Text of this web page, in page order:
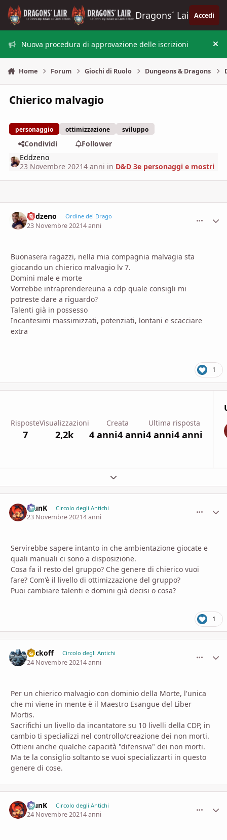
Vai al contenuto
Dragons´ Lair Accedi
Nuova procedura di approvazione delle iscrizioni
Home Forum Giochi di Ruolo Dungeons & Dragons
Chierico malvagio
personaggio ottimizzazione sviluppo
Condividi
Follower
Eddzeno
23 Novembre 20214 anni in D&D 3e personaggi e mostri
Eddzeno Ordine del Drago
23 Novembre 20214 anni
Buonasera ragazzi, nella mia compagnia malvagia sta
giocando un chierico malvagio lv 7.
Domini male e morte
Vorrebbe intraprendereuna a cdp quale consigli mi
potreste dare a riguardo?
Talenti già in possesso
Incantesimi massimizzati, potenziati, lontani e scacciare
extra
1
Risposte
7
Visualizzazioni
2,2k
Creata
4 anni4 anni
Ultima risposta
4 anni4 anni
Espandi panoramica del topic
KlunK Circolo degli Antichi
23 Novembre 20214 anni
Servirebbe sapere intanto in che ambientazione giocate e
quali manuali ci sono a disposizione.
Cosa fa il resto del gruppo? Che genere di chierico vuoi
fare? Com'è il livello di ottimizzazione del gruppo?
Puoi cambiare talenti e domini già decisi o cosa?
1
Vackoff Circolo degli Antichi
24 Novembre 20214 anni
Per un chierico malvagio con dominio della Morte, l'unica
che mi viene in mente è il Maestro Esangue del Liber
Mortis.
Sacrifichi un livello da incantatore su 10 livelli della CDP, in
cambio ti specializzi nel controllo/creazione dei non morti.
Ottieni anche qualche capacità "difensiva" dei non morti.
Ma te la consiglio soltanto se vuoi specializzarti in questo
genere di cose.
KlunK Circolo degli Antichi
24 Novembre 20214 anni